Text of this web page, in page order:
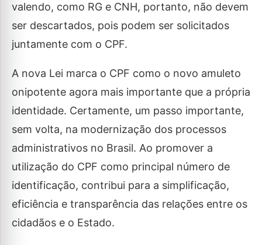
valendo, como RG e CNH, portanto, não devem
ser descartados, pois podem ser solicitados
juntamente com o CPF.
A nova Lei marca o CPF como o novo amuleto
onipotente agora mais importante que a própria
identidade. Certamente, um passo importante,
sem volta, na modernização dos processos
administrativos no Brasil. Ao promover a
utilização do CPF como principal número de
identificação, contribui para a simplificação,
eficiência e transparência das relações entre os
cidadãos e o Estado.